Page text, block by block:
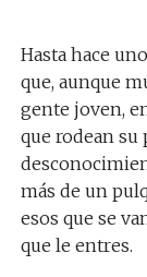
Hasta hace
que, aunque
gente joven,
que rodean
más de un
esos que se
que le entres.